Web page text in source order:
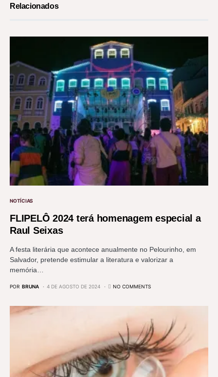
Relacionados
NOTÍCIAS
FLIPELÔ 2024 terá homenagem especial a
Raul Seixas
A festa literária que acontece anualmente no Pelourinho, em
Salvador, pretende estimular a literatura e valorizar a
memória…
POR BRUNA 4 DE AGOSTO DE 2024 NO COMMENTS